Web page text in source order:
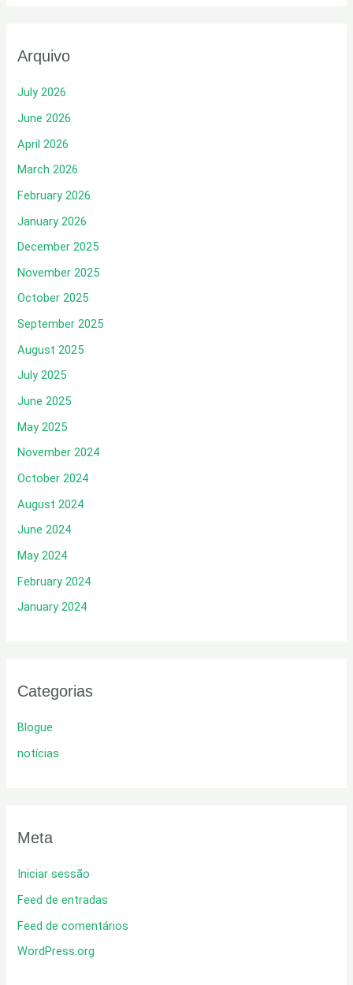
Arquivo
July 2026
June 2026
April 2026
March 2026
February 2026
January 2026
December 2025
November 2025
October 2025
September 2025
August 2025
July 2025
June 2025
May 2025
November 2024
October 2024
August 2024
June 2024
May 2024
February 2024
January 2024
Categorias
Blogue
notícias
Meta
Iniciar sessão
Feed de entradas
Feed de comentários
WordPress.org